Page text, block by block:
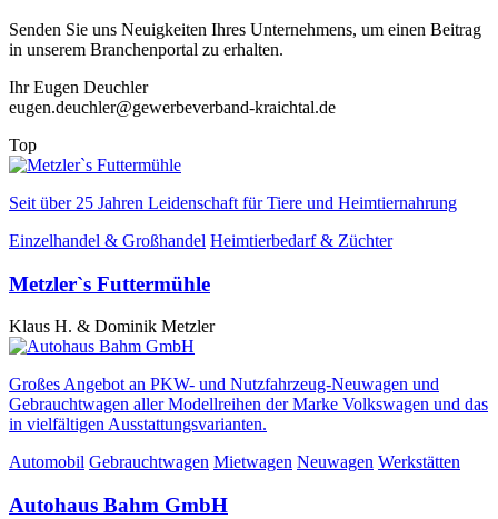
Senden Sie uns Neuigkeiten Ihres Unternehmens, um einen Beitrag
in unserem Branchenportal zu erhalten.
Ihr Eugen Deuchler
eugen.deuchler@gewerbeverband-kraichtal.de
Top
Seit über 25 Jahren Leidenschaft für Tiere und Heimtiernahrung
Einzelhandel & Großhandel Heimtierbedarf & Züchter
Metzler`s Futtermühle
Klaus H. & Dominik Metzler
Großes Angebot an PKW- und Nutzfahrzeug-Neuwagen und
Gebrauchtwagen aller Modellreihen der Marke Volkswagen und das
in vielfältigen Ausstattungsvarianten.
Automobil Gebrauchtwagen Mietwagen Neuwagen Werkstätten
Autohaus Bahm GmbH